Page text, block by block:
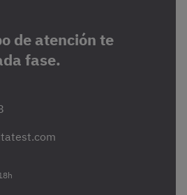
de atención te
fase.